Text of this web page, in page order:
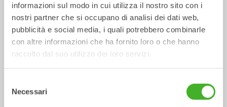
informazioni sul modo in cui utilizza il nostro sito con i
nostri partner che si occupano di analisi dei dati web,
pubblicità e social media, i quali potrebbero combinarle
con altre informazioni che ha fornito loro o che hanno
raccolto dal suo utilizzo dei loro servizi.
delNecessari
Compattatori
Attrezzature idrauliche
2-26tonnellate
Spazzatrici
Attrezzature idrauliche
5-33tonnellate
HYDRADIG 110W